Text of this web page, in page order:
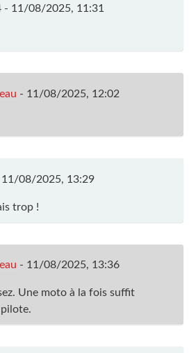
- 11/08/2025, 11:31
- 11/08/2025, 12:02
11/08/2025, 13:29
trop !
- 11/08/2025, 13:36
Une moto à la fois suffit